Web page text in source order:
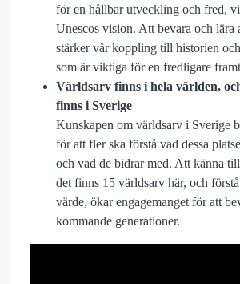
för en hållbar utveckling och fred,
Unescos vision. Att bevara och lära
stärker vår koppling till historien
som är viktiga för en fredligare
Världsarv finns i hela världen,
finns i Sverige
Kunskapen om världsarv i Sverige
för att fler ska förstå vad dessa
och vad de bidrar med. Att känna
det finns 15 världsarv här, och
värde, ökar engagemanget för att
kommande generationer.